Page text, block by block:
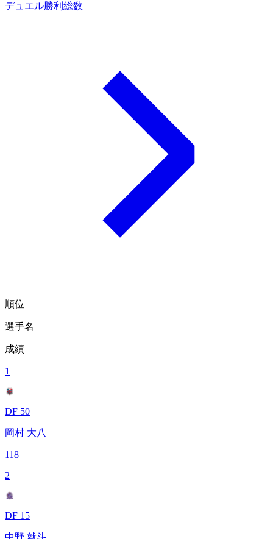
デュエル勝利総数
順位
選手名
成績
1
DF 50
岡村 大八
118
2
DF 15